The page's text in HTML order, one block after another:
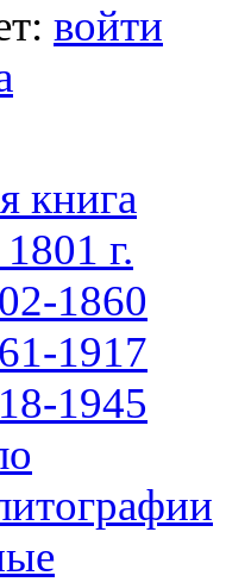
войти
книга
г.
1860
1917
1945